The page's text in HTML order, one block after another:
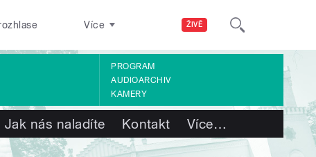
ŽIVĚ
Více
PROGRAM
AUDIOARCHIV
KAMERY
Jak nás naladíte Kontakt Více…